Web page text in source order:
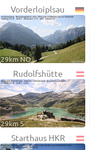
Vorderloiplsau
29km NO
Rudolfshütte
29km S
Starthaus HKR